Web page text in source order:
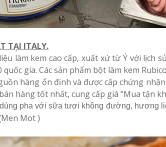
TẠI ITALY.
làm kem cao cấp, xuất xứ từ Ý với
gia. Các sản phẩm bột làm kem
hàng ổn định và được cấp chứng
hàng tốt nhất, cung cấp giá “Mua tận
pha với sữa tươi không đường, hương
Men Mot )